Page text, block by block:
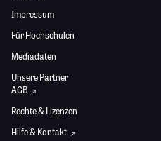
Impressum
Für Hochschulen
Mediadaten
Unsere Partner
AGB
Rechte & Lizenzen
Hilfe & Kontakt